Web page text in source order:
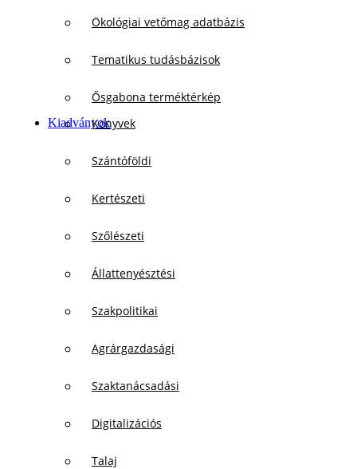
Ökológiai vetőmag adatbázis
Tematikus tudásbázisok
Ősgabona terméktérkép
KiadványokKönyvek
Szántóföldi
Kertészeti
Szőlészeti
Állattenyésztési
Szakpolitikai
Agrárgazdasági
Szaktanácsadási
Digitalizációs
Talaj